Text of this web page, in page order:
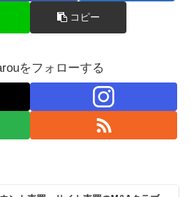
コピー
をフォローする